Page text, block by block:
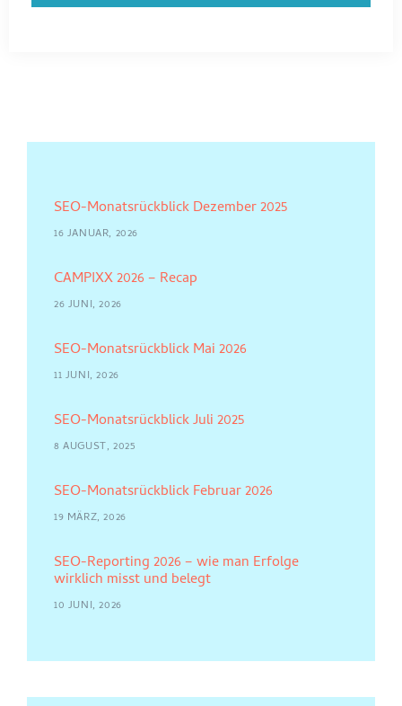
SEO-Monatsrückblick Dezember 2025
16 JANUAR, 2026
CAMPIXX 2026 – Recap
26 JUNI, 2026
SEO-Monatsrückblick Mai 2026
11 JUNI, 2026
SEO-Monatsrückblick Juli 2025
8 AUGUST, 2025
SEO-Monatsrückblick Februar 2026
19 MÄRZ, 2026
SEO-Reporting 2026 – wie man Erfolge
wirklich misst und belegt
10 JUNI, 2026